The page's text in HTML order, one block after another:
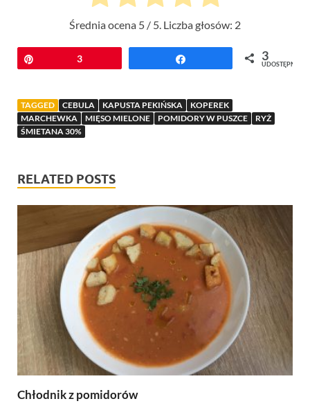
Średnia ocena 5 / 5. Liczba głosów: 2
Przypnij3 3
UDOSTĘPNIEŃ
TAGGED CEBULA KAPUSTA PEKIŃSKA
KOPEREK
MARCHEWKA
MIĘSO MIELONE POMIDORY W PUSZCE
RYŻ
ŚMIETANA 30%
RELATED POSTS
Chłodnik z pomidorów